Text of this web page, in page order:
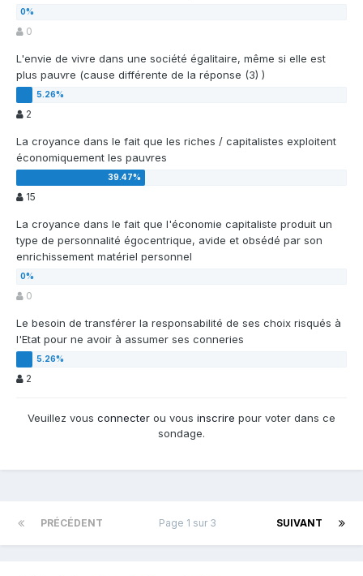
0
L'envie de vivre dans une société égalitaire, même si elle est
plus pauvre (cause différente de la réponse (3) )
2
La croyance dans le fait que les riches / capitalistes exploitent
économiquement les pauvres
15
La croyance dans le fait que l'économie capitaliste produit un
type de personnalité égocentrique, avide et obsédé par son
enrichissement matériel personnel
0
Le besoin de transférer la responsabilité de ses choix risqués à
l'Etat pour ne avoir à assumer ses conneries
2
Veuillez vous connecter ou vous inscrire pour voter dans ce
sondage.
PRÉCÉDENT SUIVANT
Page 1 sur 3